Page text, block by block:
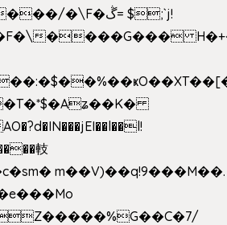
����G���
䡋
m��V)��q!9���M��.